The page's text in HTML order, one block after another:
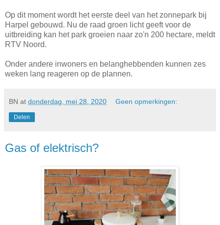
Op dit moment wordt het eerste deel van het zonnepark bij
Harpel gebouwd. Nu de raad groen licht geeft voor de
uitbreiding kan het park groeien naar zo'n 200 hectare, meldt
RTV Noord.
Onder andere inwoners en belanghebbenden kunnen zes
weken lang reageren op de plannen.
BN at donderdag, mei 28, 2020 Geen opmerkingen:
Delen
Gas of elektrisch?